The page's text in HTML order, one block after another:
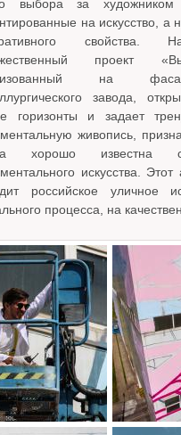
выбора за
на искусство, а
проект
на
завода,
горизонты и задает
живопись,
хорошо известна
искусства.
российское уличное
процесса, на